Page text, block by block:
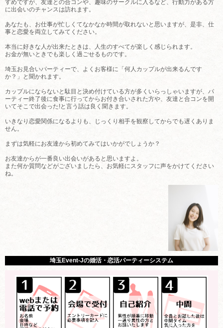
すめですが、友達との合コンや、趣味のサークルに入るなど、行動力がある方
に出会いのチャンスは訪れます。
あなたも、お仕事が忙しくてなかなか時間が取れないと思いますが、是非、仕
事と恋愛を両立してみてください。
本当に好きな人が出来たときは、人生のすべてが楽しく感じられます。
お金が無いときでも楽しく過ごせるものです。
埼玉お見合いパーティーで、よくお客様に「何人カップルが出来るんです
か？」と聞かれます。
カップルにならないと駄目と決め付けている方が多くいらっしゃいますが、パ
ーティー終了後に食事に行ってからお付き合いされた方や、友達と合コンを開
いてそこで出会った!と言う話は良く聞きます。
いきなり恋愛関係になるよりも、じっくり相手を観察してからでも遅くありま
せん。
まずは気軽にお友達から初めてみてはいかがでしょうか？
お友達からが一番良い出会いがあると思いますよ。
また何か質問などがございましたら、お気軽にスタッフに声をかけてください
ね。
埼玉Event-Jの婚活・恋活パーティーシステム